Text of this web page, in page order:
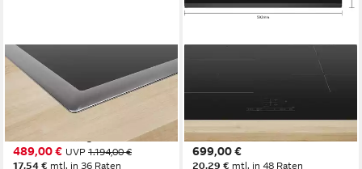
BOSCH
Elektro-Kochfeld Serie 4
PKH845BB1D
79,5 x 4,8 x 51,7 cm
Bedienelemente
489,00 € UVP 1.194,00 €
17,54 € mtl. in 36 Raten
PVS63KBB5E
Anzahl Kochzonen
Facettenschliff Rahmen
TouchControl
Bedienelemente
699,00 €
20,29 € mtl. in 48 Raten